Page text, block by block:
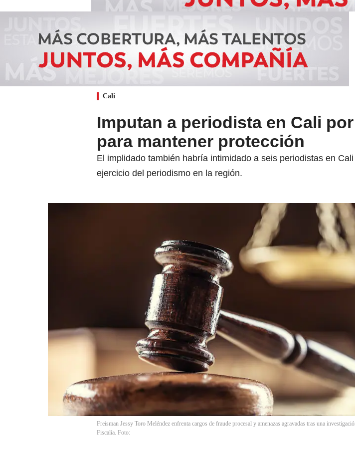
Cali
Imputan a periodista en Cali
para mantener protección
El implidado también habría intimidado a seis periodistas en
ejercicio del periodismo en la región.
Freisman Jessy Toro Meléndez enfrenta cargos de fraude procesal y amenazas agravadas tras una
Fiscalía. Foto: